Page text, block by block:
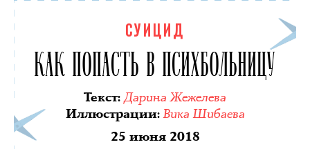
СУИЦИД
КАК ПОПАСТЬ В ПСИХБОЛЬНИЦУ
Текст:Дарина Жежелева
Иллюстрации:Вика Шибаева
25 июня 2018